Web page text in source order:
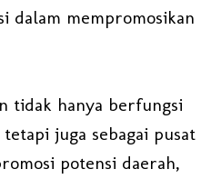
dalam mempromosikan
tidak hanya berfungsi
juga sebagai pusat
potensi daerah,